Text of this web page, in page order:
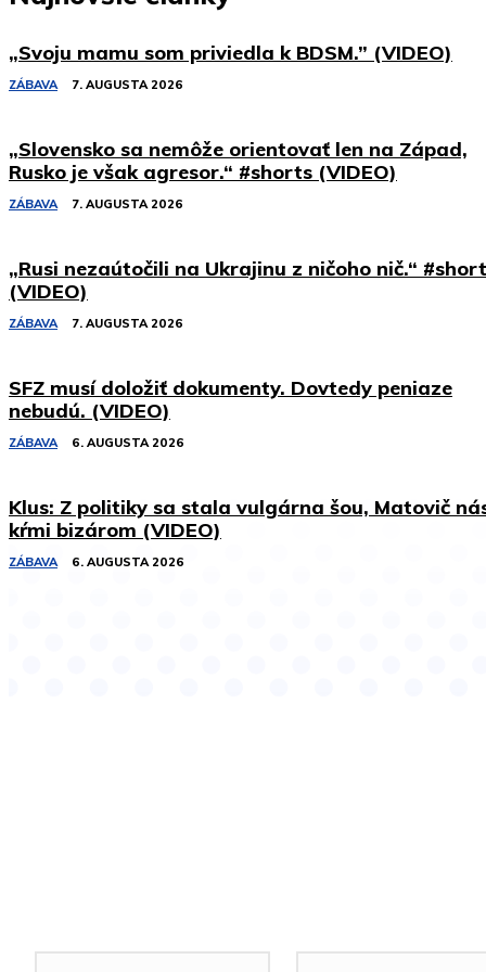
„Svoju mamu som priviedla k BDSM.” (VIDEO)
ZÁBAVA 7. AUGUSTA 2026
„Slovensko sa nemôže orientovať len na Západ,
Rusko je však agresor.“ #shorts (VIDEO)
ZÁBAVA 7. AUGUSTA 2026
„Rusi nezaútočili na Ukrajinu z ničoho nič.“
(VIDEO)
ZÁBAVA 7. AUGUSTA 2026
SFZ musí doložiť dokumenty. Dovtedy peniaze
nebudú. (VIDEO)
ZÁBAVA 6. AUGUSTA 2026
Klus: Z politiky sa stala vulgárna šou, Matovič
kŕmi bizárom (VIDEO)
ZÁBAVA 6. AUGUSTA 2026